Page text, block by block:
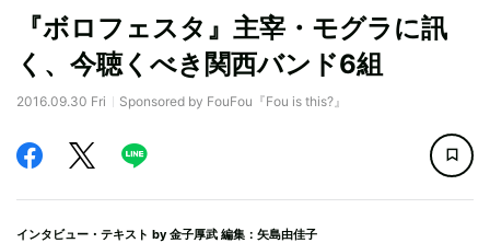
『ボロフェスタ』主宰・モグラに訊
く、今聴くべき関西バンド6組
2016.09.30 Fri Sponsored by FouFou『Fou is this?』
インタビュー・テキスト by 金子厚武 編集：矢島由佳子